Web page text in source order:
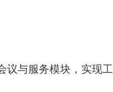
与服务模块，实现